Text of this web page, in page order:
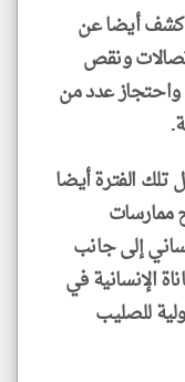
كشف أيضا عن
ونقص
واحتجاز عدد من
تلك الفترة أيضا
ممارسات
إلى جانب
الإنسانية في
للصليب